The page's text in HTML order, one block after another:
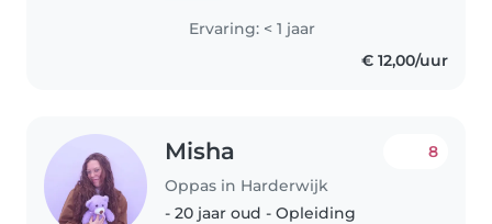
Ervaring: < 1 jaar
€ 12,00/uur
Misha
Oppas in Harderwijk
8
- 20 jaar oud - Opleiding